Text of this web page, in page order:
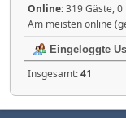
Online:319 Gäste,
Am meisten online
Eingeloggte
Insgesamt:41